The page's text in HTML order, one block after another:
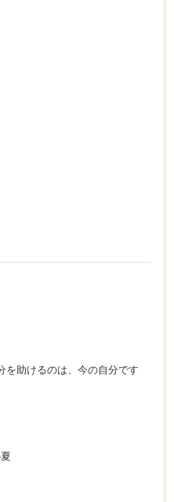
を助けるのは、今の自分です